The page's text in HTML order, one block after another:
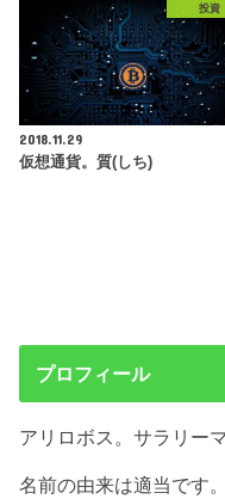
投資
2018.11.29
仮想通貨。質(しち)
プロフィール
アリロボス。サラリー
名前の由来は適当です